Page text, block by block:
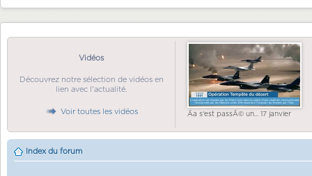
Vidéos
Découvrez notre sélection de vidéos en
lien avec l'actualité.
Voir toutes les vidéos Ãa s'est passÃ© un... 17 janvier
Index du forum